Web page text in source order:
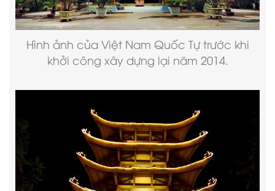
Hình ảnh của Việt Nam Quốc Tựtrước khi
khởi công xây dựng lại năm 2014.